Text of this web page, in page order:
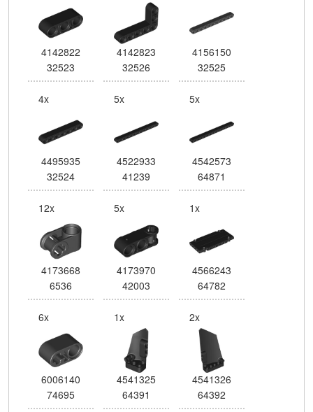
4142822
32523
4142823
32526
4156150
32525
4x
4495935
32524
5x
4522933
41239
5x
4542573
64871
12x
4173668
6536
5x
4173970
42003
1x
4566243
64782
6x
6006140
74695
1x
4541325
64391
2x
4541326
64392